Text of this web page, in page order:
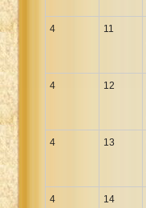
4 11
4 12
4 13
4 14